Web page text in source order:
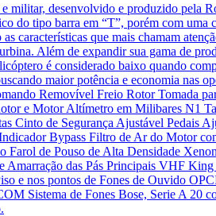
desenvolvido e produzido pela
do tipo barra em “T”, porém com
características que mais chamam
Além de expandir sua gama de
é considerado baixo quando
maior potência e economia nas
Removível Freio Rotor Tomada
e Motor Altímetro em Milibares N1
Cinto de Segurança Ajustável Pedais
Bypass Filtro de Ar do Motor
de Pouso de Alta Densidade
Amarração das Pás Principais VHF
e nos pontos de Fones de Ouvido
Sistema de Fones Bose, Serie A 20